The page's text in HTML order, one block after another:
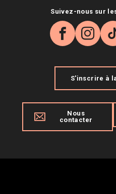
Suivez-nous sur
S'inscrire à
Nous
contacter